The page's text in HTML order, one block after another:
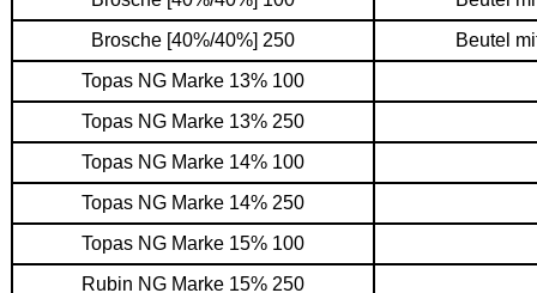
Brosche [40%/40%] 250
Beutel
Topas NG Marke 13% 100
Topas NG Marke 13% 250
Topas NG Marke 14% 100
Topas NG Marke 14% 250
Topas NG Marke 15% 100
Rubin NG Marke 15% 250